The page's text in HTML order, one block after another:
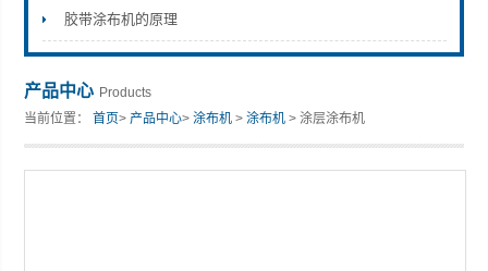
胶带涂布机的原理
产品中心 Products
当前位置：首页>产品中心>涂布机 >涂布机 > 涂层涂布机